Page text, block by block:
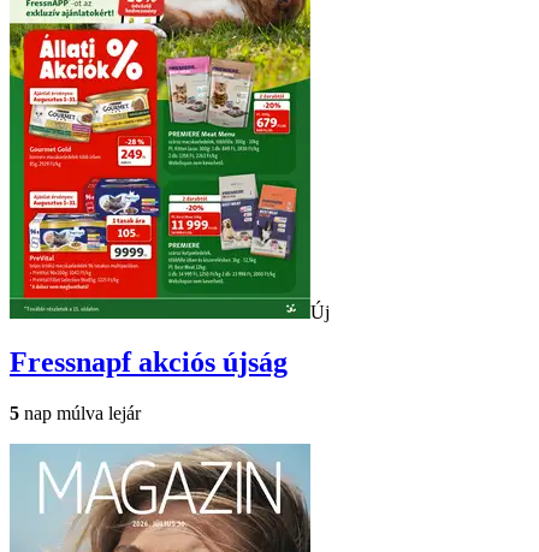
Új
Fressnapfakciós újság
5 nap múlva lejár